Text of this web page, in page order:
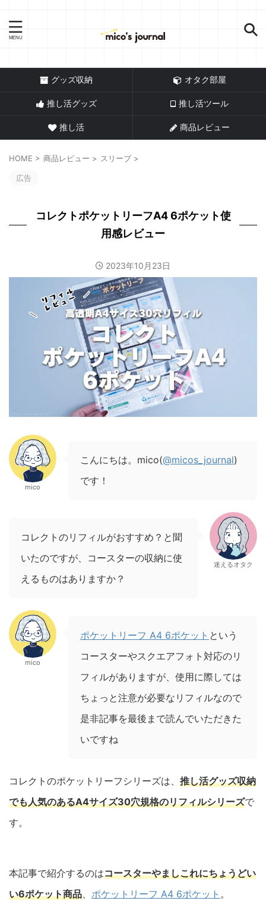
グッズ収納 オタク部屋
推し活グッズ 推し活ツール
推し活 商品レビュー
HOME > 商品レビュー > スリーブ >
広告
コレクトポケットリーフA4 6ポケット使
用感レビュー
2023年10月23日
mico
こんにちは。mico(@micos_journal)
です！
コレクトのリフィルがおすすめ？と聞
いたのですが、コースターの収納に使
えるものはありますか？
迷えるオタク
mico
ポケットリーフ A4 6ポケット という
コースターやスクエアフォト対応のリ
フィルがありますが、使用に際しては
ちょっと注意が必要なリフィルなので
是非記事を最後まで読んでいただきた
いですね
コレクトのポケットリーフシリーズは、 推し活グッズ収納
でも人気のあるA4サイズ30穴規格のリフィルシリーズで
す。
本記事で紹介するのはコースターやましこれにちょうどい
い6ポケット商品、 ポケットリーフ A4 6ポケット 。